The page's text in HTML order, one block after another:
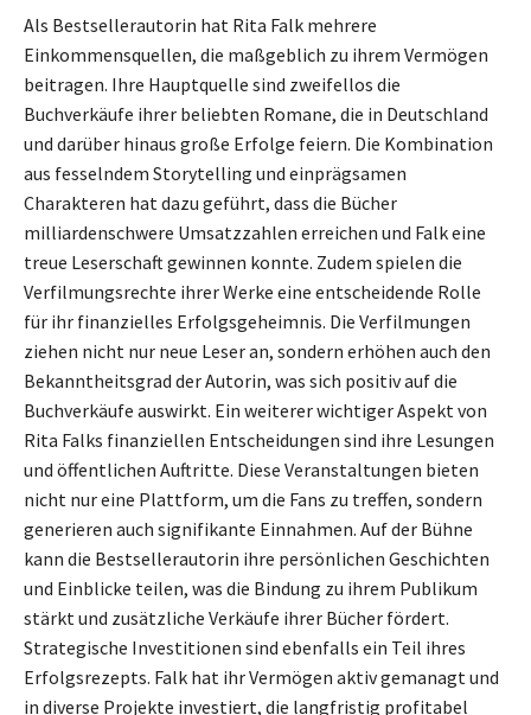
Als Bestsellerautorin hat Rita Falk mehrere
Einkommensquellen, die maßgeblich zu ihrem Vermögen
beitragen. Ihre Hauptquelle sind zweifellos die
Buchverkäufe ihrer beliebten Romane, die in Deutschland
und darüber hinaus große Erfolge feiern. Die Kombination
aus fesselndem Storytelling und einprägsamen
Charakteren hat dazu geführt, dass die Bücher
milliardenschwere Umsatzzahlen erreichen und Falk eine
treue Leserschaft gewinnen konnte. Zudem spielen die
Verfilmungsrechte ihrer Werke eine entscheidende Rolle
für ihr finanzielles Erfolgsgeheimnis. Die Verfilmungen
ziehen nicht nur neue Leser an, sondern erhöhen auch den
Bekanntheitsgrad der Autorin, was sich positiv auf die
Buchverkäufe auswirkt. Ein weiterer wichtiger Aspekt von
Rita Falks finanziellen Entscheidungen sind ihre Lesungen
und öffentlichen Auftritte. Diese Veranstaltungen bieten
nicht nur eine Plattform, um die Fans zu treffen, sondern
generieren auch signifikante Einnahmen. Auf der Bühne
kann die Bestsellerautorin ihre persönlichen Geschichten
und Einblicke teilen, was die Bindung zu ihrem Publikum
stärkt und zusätzliche Verkäufe ihrer Bücher fördert.
Strategische Investitionen sind ebenfalls ein Teil ihres
Erfolgsrezepts. Falk hat ihr Vermögen aktiv gemanagt und
in diverse Projekte investiert, die langfristig profitabel